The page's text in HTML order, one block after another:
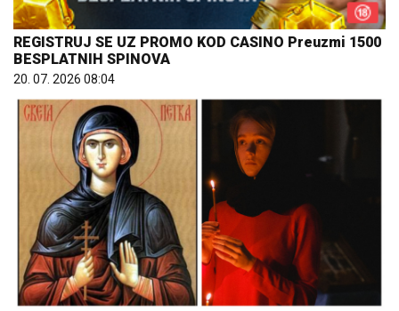
REGISTRUJ SE UZ PROMO KOD CASINO Preuzmi 1500
BESPLATNIH SPINOVA
20. 07. 2026 08:04